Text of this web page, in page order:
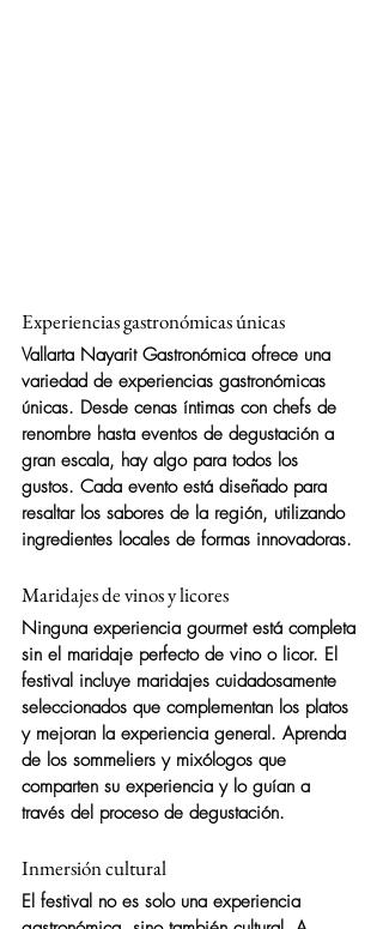
Experiencias gastronómicas únicas
Vallarta Nayarit Gastronómica ofrece una
variedad de experiencias gastronómicas
únicas. Desde cenas íntimas con chefs de
renombre hasta eventos de degustación a
gran escala, hay algo para todos los
gustos. Cada evento está diseñado para
resaltar los sabores de la región, utilizando
ingredientes locales de formas innovadoras.
Maridajes de vinos y licores
Ninguna experiencia gourmet está completa
sin el maridaje perfecto de vino o licor. El
festival incluye maridajes cuidadosamente
seleccionados que complementan los platos
y mejoran la experiencia general. Aprenda
de los sommeliers y mixólogos que
comparten su experiencia y lo guían a
través del proceso de degustación.
Inmersión cultural
El festival no es solo una experiencia